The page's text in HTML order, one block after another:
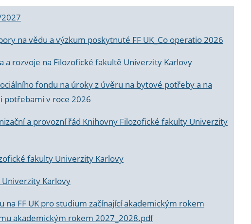
na vědu a výzkum poskytnuté FF UK_Co operatio 2026
rozvoje na Filozofické fakultě Univerzity Karlovy
fondu na úroky z úvěru na bytové potřeby a na
potřebami v roce 2026
a provozní řád Knihovny Filozofické fakulty Univerzity
fakulty Univerzity Karlovy
Karlovy
FF UK pro studium začínající akademickým rokem
akademickým rokem 2027_2028.pdf